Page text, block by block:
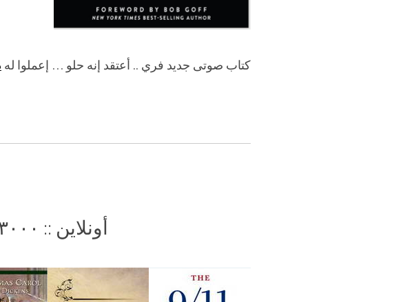
كتاب صوتى جديد فري .. أعتقد إنه حلو … إعملوا له
أونلاين :: ٣٠٠٠ كتاب إلكتروني وصوتي فري